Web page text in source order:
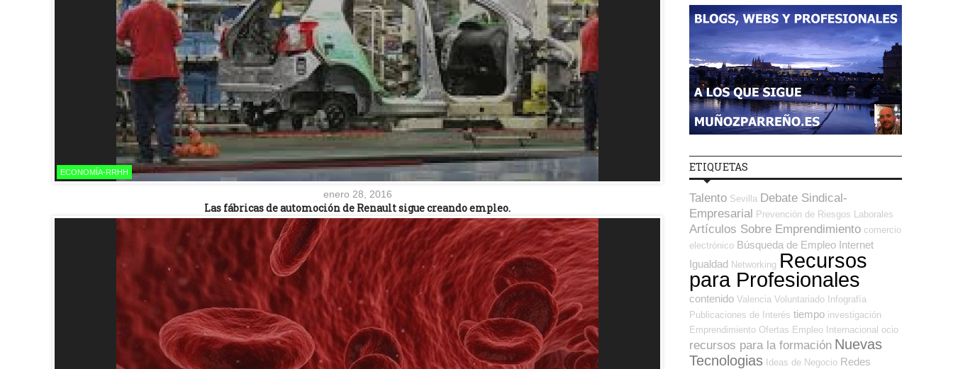
ECONOMÍA-RRHH
enero 28, 2016
Las fábricas de automoción de Renault sigue creando empleo.
ETIQUETAS
Talento Sevilla Debate Sindical-
Empresarial Prevención de Riesgos Laborales
Artículos Sobre Emprendimiento comercio
electrónico Búsqueda de Empleo Internet
Igualdad Networking Recursos
para Profesionales
contenido Valencia Voluntariado Infografía
Publicaciones de Interés tiempo investigación
Emprendimiento Ofertas Empleo Internacional ocio
recursos para la formación Nuevas
Tecnologias Ideas de Negocio Redes